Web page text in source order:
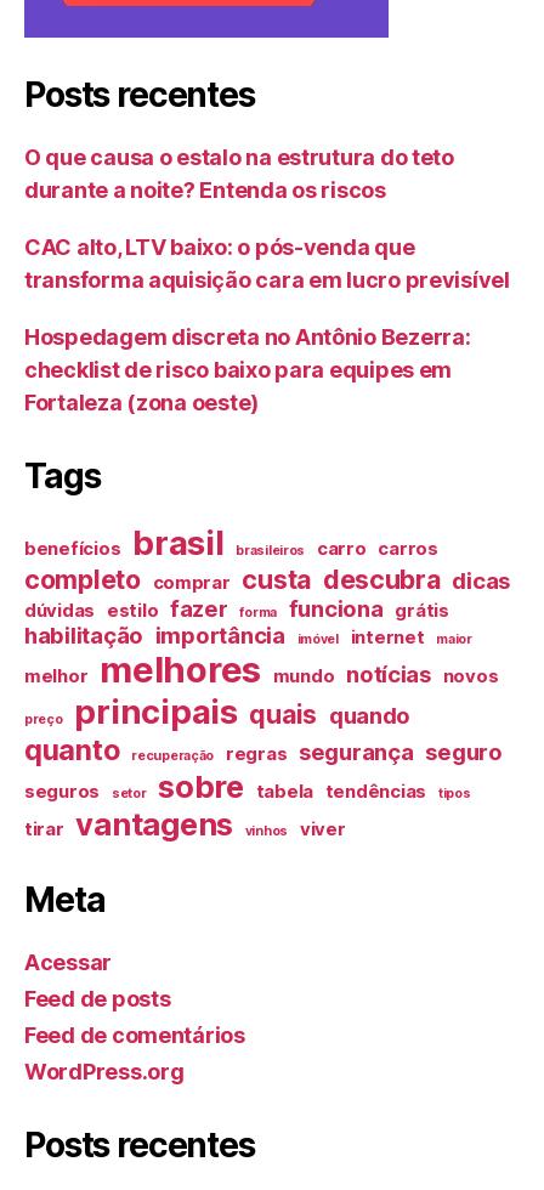
Posts recentes
O que causa o estalo na estrutura do teto
durante a noite? Entenda os riscos
CAC alto, LTV baixo: o pós-venda que
transforma aquisição cara em lucro previsível
Hospedagem discreta no Antônio Bezerra:
checklist de risco baixo para equipes em
Fortaleza (zona oeste)
Tags
benefícios brasil brasileiros carro carros
completo comprar custa descubra dicas
dúvidas estilo fazer forma funciona grátis
habilitação importância imóvel internet maior
melhor melhores mundo notícias novos
preço principais quais quando
quanto recuperação regras segurança seguro
seguros setor sobre tabela tendências tipos
tirar vantagens vinhos viver
Meta
Acessar
Feed de posts
Feed de comentários
WordPress.org
Posts recentes